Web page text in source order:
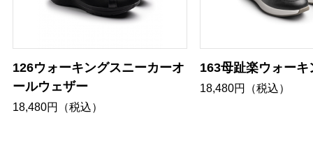
126ウォーキングスニーカーオ
ールウェザー
18,480円（税込）
163母趾楽ウォーキ
18,480円（税込）